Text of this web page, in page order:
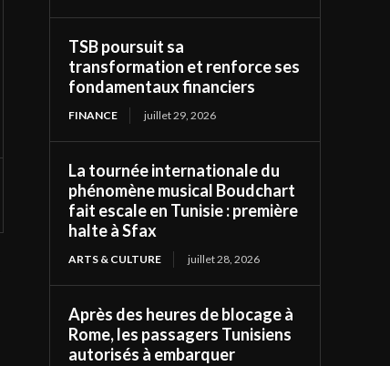
TSB poursuit sa
transformation et renforce ses
fondamentaux financiers
FINANCE juillet 29, 2026
La tournée internationale du
phénomène musical Boudchart
fait escale en Tunisie : première
halte à Sfax
ARTS & CULTURE juillet 28, 2026
Après des heures de blocage à
Rome, les passagers Tunisiens
autorisés à embarquer